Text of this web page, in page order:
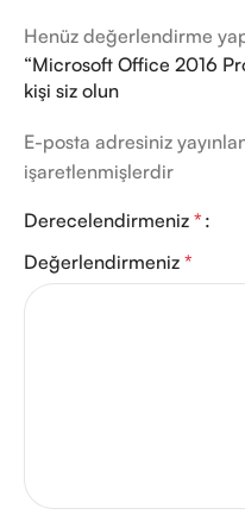
Henüz değerlendirme
“Microsoft Office 2016
kişi siz olun
E-posta adresiniz
işaretlenmişlerdir
Derecelendirmeniz *
Değerlendirmeniz *